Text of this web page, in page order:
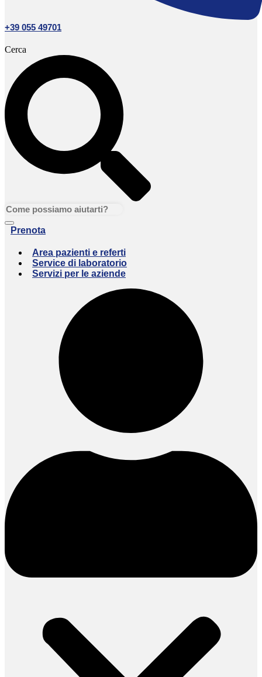
+39 055 49701
Cerca
Prenota
Area pazienti e referti
Service di laboratorio
Servizi per le aziende